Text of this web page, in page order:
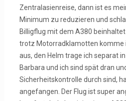
Zentralasienreise, dann ist es
Minimum zu reduzieren und
Billigflug mit dem A380
trotz Motorradklamotten komme
aus, den Helm trage ich separat
Barbara und ich sind spät dran
Sicherheitskontrolle durch sind,
angefangen. Der Flug ist super